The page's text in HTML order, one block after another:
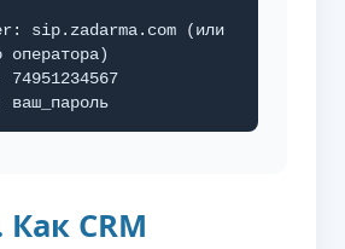
sip.zadarma.com (или
оператора)
74951234567
ваш_пароль
CRM